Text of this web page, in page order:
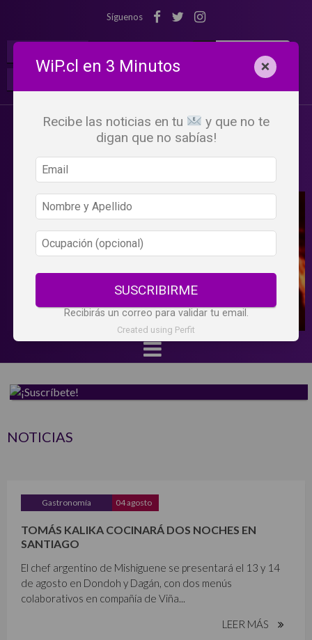
Síguenos
NOTICIAS
Gastronomía 04 agosto
TOMÁS KALIKA COCINARÁ DOS NOCHES EN
SANTIAGO
El chef argentino de Mishiguene se presentará el 13 y 14
de agosto en Dondoh y Dagán, con dos menús
colaborativos en compañía de Viña...
LEER MÁS
WiP.cl en 3 Minutos ×
Recibe las noticias en tu
y que no te
digan que no sabías!
SUSCRIBIRME
Recibirás un correo para validar tu email.
Created using Perfit